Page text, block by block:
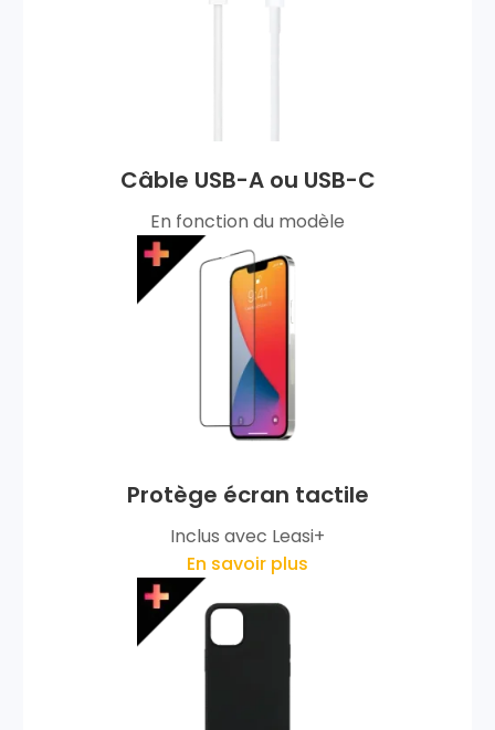
Câble USB-A ou USB-C
En fonction du modèle
Protège écran tactile
Inclus avec Leasi+
En savoir plus